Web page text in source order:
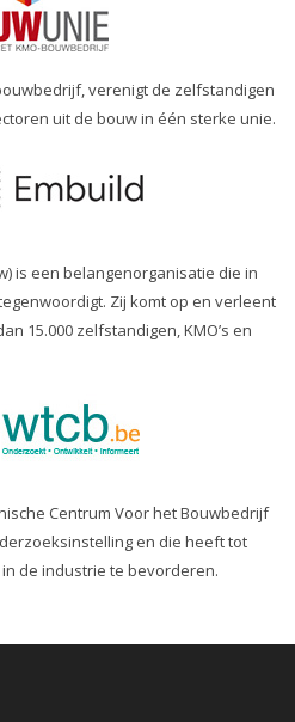
verenigt de zelfstandigen
uit de bouw in één sterke unie.
is een belangenorganisatie die in
Zij komt op en verleent
15.000 zelfstandigen, KMO’s en
Centrum Voor het Bouwbedrijf
en die heeft tot
de industrie te bevorderen.